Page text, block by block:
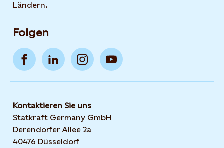
Ländern.
Folgen
Kontaktieren Sie uns
Statkraft Germany GmbH
Derendorfer Allee 2a
40476 Düsseldorf